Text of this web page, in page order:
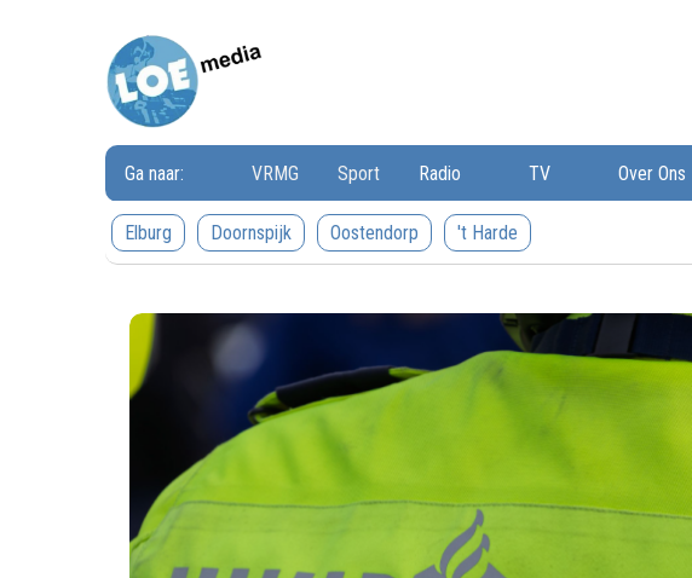
Ga naar: VRMG Sport Radio TV Over Ons
Elburg
Doornspijk Oostendorp 't Harde